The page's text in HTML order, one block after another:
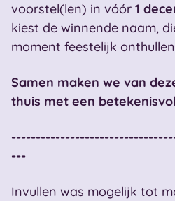
voorstel(len) in vóór 1
kiest de winnende naam,
moment feestelijk
Samen maken we van
thuis met een
---
Invullen was mogelijk tot